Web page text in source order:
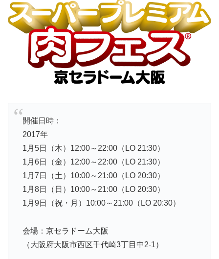
開催日時：
2017年
1月5日（木）12:00～22:00（LO 21:30）
1月6日（金）12:00～22:00（LO 21:30）
1月7日（土）10:00～21:00（LO 20:30）
1月8日（日）10:00～21:00（LO 20:30）
1月9日（祝・月）10:00～21:00（LO 20:30）
会場：京セラドーム大阪
（大阪府大阪市西区千代崎3丁目中2-1）